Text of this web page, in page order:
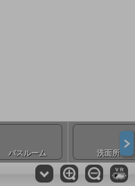
バスルーム 洗面所